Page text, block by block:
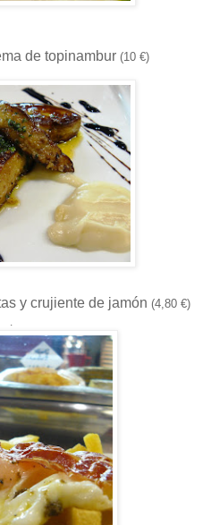
de topinambur (10 €)
y crujiente de jamón (4,80 €)
.